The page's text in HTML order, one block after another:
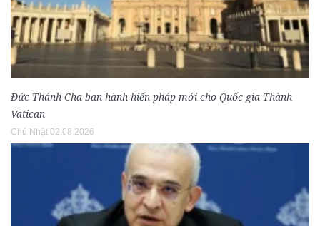
Đức Thánh Cha ban hành hiến pháp mới cho Quốc gia Thành
Vatican
Chủ Nhật 02.08.2026